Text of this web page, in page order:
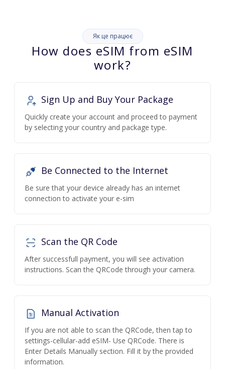
Як це працює
How does eSIM from eSIM
work?
Sign Up and Buy Your Package
Quickly create your account and proceed to payment
by selecting your country and package type.
Be Connected to the Internet
Be sure that your device already has an internet
connection to activate your e-sim
Scan the QR Code
After successfull payment, you will see activation
instructions. Scan the QRCode through your camera.
Manual Activation
If you are not able to scan the QRCode, then tap to
settings-cellular-add eSIM- Use QRCode. There is
Enter Details Manually section. Fill it by the provided
information.